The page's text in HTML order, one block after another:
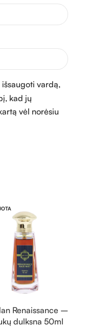
vardą,
kad jų
vėl norėsiu
Renaissance –
dulksna 50ml